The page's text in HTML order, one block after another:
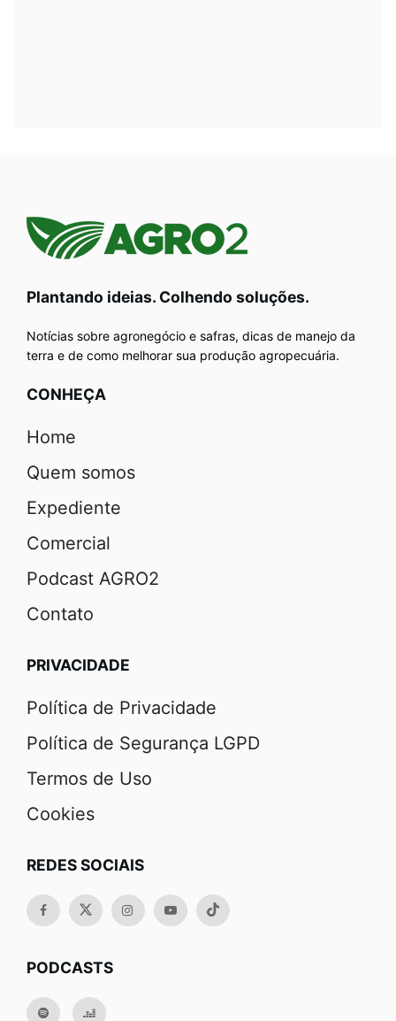
Plantando ideias. Colhendo soluções.
Notícias sobre agronegócio e safras, dicas de manejo da
terra e de como melhorar sua produção agropecuária.
CONHEÇA
Home
Quem somos
Expediente
Comercial
Podcast AGRO2
Contato
PRIVACIDADE
Política de Privacidade
Política de Segurança LGPD
Termos de Uso
Cookies
REDES SOCIAIS
PODCASTS